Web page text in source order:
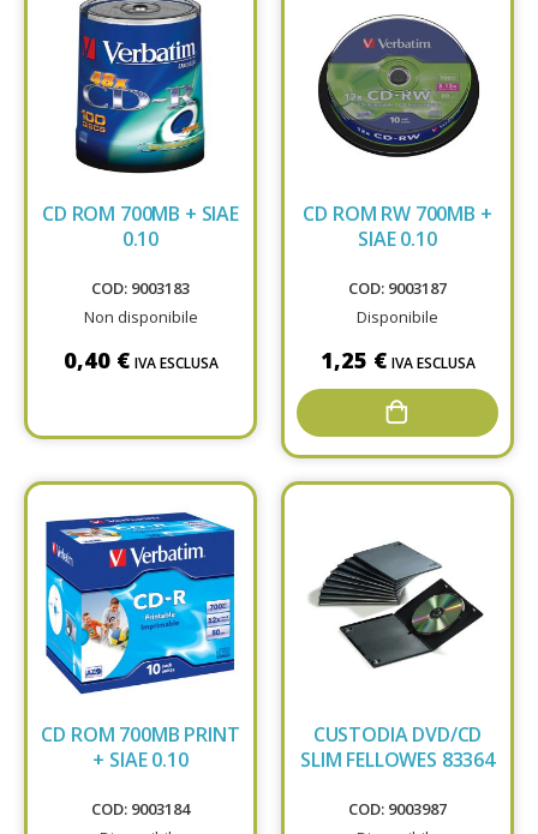
CD ROM 700MB + SIAE
0.10
COD: 9003183
Non disponibile
0,40 € IVA ESCLUSA
CD ROM RW 700MB +
SIAE 0.10
COD: 9003187
Disponibile
1,25 € IVA ESCLUSA
CD ROM 700MB PRINT
+ SIAE 0.10
COD: 9003184
CUSTODIA DVD/CD
SLIM FELLOWES 83364
COD: 9003987